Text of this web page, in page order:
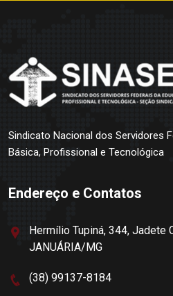
Sindicato Nacional dos Servidores
Básica, Profissional e Tecnológica
Endereço e Contatos
Hermílio Tupiná, 344, Jadete
JANUÁRIA/MG
(38) 99137-8184